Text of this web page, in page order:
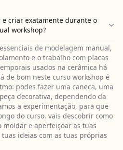
criar exatamente durante o
workshop?
de modelagem manual,
e o trabalho com placas
usados na cerâmica há
de bom neste curso workshop é
podes fazer uma caneca, uma
decorativa, dependendo da
a experimentação, para que
do curso, vais descobrir como
moldar e aperfeiçoar as tuas
ideias com as tuas próprias